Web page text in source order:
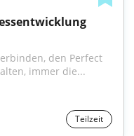
den Perfect
immer die...
Teilzeit